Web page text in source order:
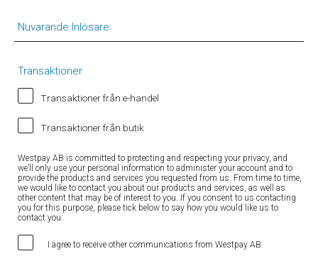
Nuvarande Inlösare
Transaktioner
Transaktioner från e-handel
Transaktioner från butik
Westpay AB is committed to protecting and respecting your privacy, and
we’ll only use your personal information to administer your account and to
provide the products and services you requested from us. From time to time,
we would like to contact you about our products and services, as well as
other content that may be of interest to you. If you consent to us contacting
you for this purpose, please tick below to say how you would like us to
contact you:
I agree to receive other communications from Westpay AB.